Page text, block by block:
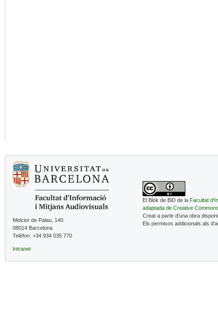
Melcior de Palau, 140
08014 Barcelona
Telèfon: +34 934 035 770
Intranet
El Blok de BiD de la Facultat
adaptada de Creative
Creat a partir d'una obra
Els permisos addicionals als